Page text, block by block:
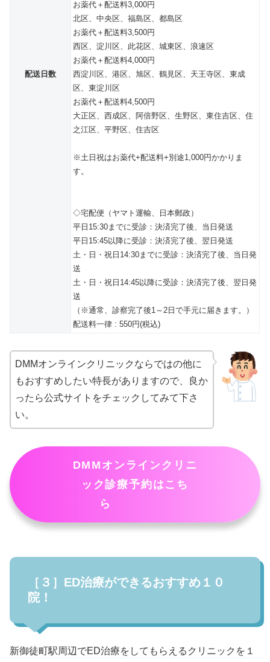
配送日数
お薬代＋配送料3,000円
北区、中央区、福島区、都島区
お薬代＋配送料3,500円
西区、淀川区、此花区、城東区、浪速区
お薬代＋配送料4,000円
西淀川区、港区、旭区、鶴見区、天王寺区、東成
区、東淀川区
お薬代＋配送料4,500円
大正区、西成区、阿倍野区、生野区、東住吉区、住
之江区、平野区、住吉区
※土日祝はお薬代+配送料+別途1,000円かかりま
す。
◇宅配便（ヤマト運輸、日本郵政）
平日15:30までに受診：決済完了後、当日発送
平日15:45以降に受診：決済完了後、翌日発送
土・日・祝日14:30までに受診：決済完了後、当日発
送
土・日・祝日14:45以降に受診：決済完了後、翌日発
送
（※通常、診察完了後1～2日で手元に届きます。）
配送料一律 : 550円(税込)
DMMオンラインクリニックならではの他に
もおすすめしたい特長がありますので、良か
ったら公式サイトをチェックしてみて下さ
い。
DMMオンラインクリニ
ック診療予約はこち
ら
［３］ED治療ができるおすすめ１０
院！
新御徒町駅周辺でED治療をしてもらえるクリニックを１